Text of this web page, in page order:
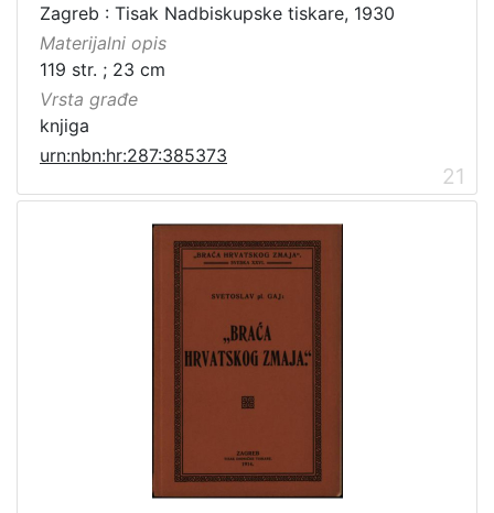
Zagreb : Tisak Nadbiskupske tiskare, 1930
Materijalni opis
119 str. ; 23 cm
Vrsta građe
knjiga
urn:nbn:hr:287:385373
21